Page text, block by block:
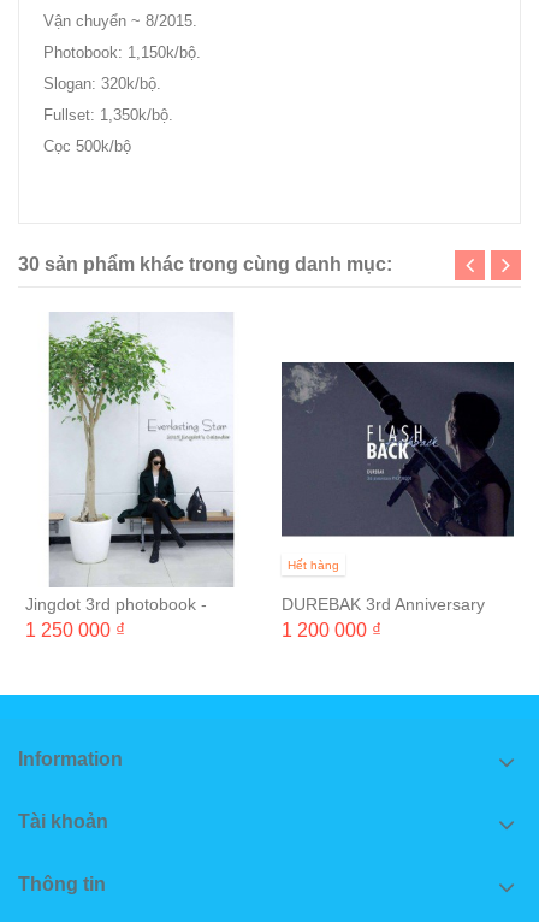
Vận chuyển ~ 8/2015.
Photobook: 1,150k/bộ.
Slogan: 320k/bộ.
Fullset: 1,350k/bộ.
Cọc 500k/bộ
30 sản phẩm khác trong cùng danh mục:
Jingdot 3rd photobook -
Beside You
1 250 000 ₫
Hết hàng
DUREBAK 3rd Anniversary
Photobook 'FLASHBACK'
1 200 000 ₫
Information
Tài khoản
Thông tin